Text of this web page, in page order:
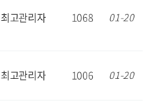
최고관리자 1068 01-20
최고관리자 1006 01-20